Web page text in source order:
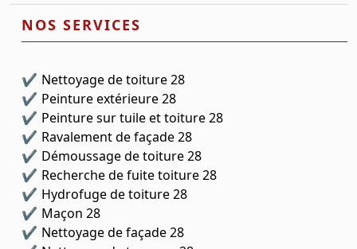
NOS SERVICES
Nettoyage de toiture 28
Peinture extérieure 28
Peinture sur tuile et toiture 28
Ravalement de façade 28
Démoussage de toiture 28
Recherche de fuite toiture 28
Hydrofuge de toiture 28
Maçon 28
Nettoyage de façade 28